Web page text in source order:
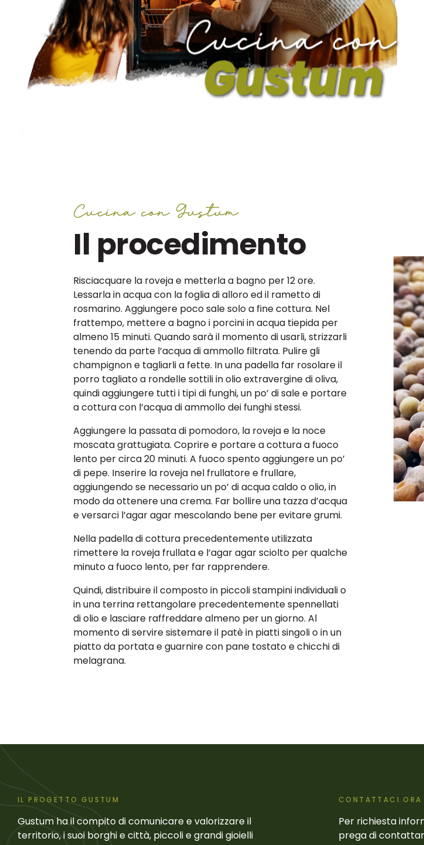
Cucina con Gustum
Il procedimento
Risciacquare la roveja e metterla a bagno per 12 ore.
Lessarla in acqua con la foglia di alloro ed il rametto di
rosmarino. Aggiungere poco sale solo a fine cottura. Nel
frattempo, mettere a bagno i porcini in acqua tiepida per
almeno 15 minuti. Quando sarà il momento di usarli, strizzarli
tenendo da parte l’acqua di ammollo filtrata. Pulire gli
champignon e tagliarli a fette. In una padella far rosolare il
porro tagliato a rondelle sottili in olio extravergine di oliva,
quindi aggiungere tutti i tipi di funghi, un po’ di sale e portare
a cottura con l’acqua di ammollo dei funghi stessi.
Aggiungere la passata di pomodoro, la roveja e la noce
moscata grattugiata. Coprire e portare a cottura a fuoco
lento per circa 20 minuti. A fuoco spento aggiungere un po’
di pepe. Inserire la roveja nel frullatore e frullare,
aggiungendo se necessario un po’ di acqua caldo o olio, in
modo da ottenere una crema. Far bollire una tazza d’acqua
e versarci l’agar agar mescolando bene per evitare grumi.
Nella padella di cottura precedentemente utilizzata
rimettere la roveja frullata e l’agar agar sciolto per qualche
minuto a fuoco lento, per far rapprendere.
Quindi, distribuire il composto in piccoli stampini individuali o
in una terrina rettangolare precedentemente spennellati
di olio e lasciare raffreddare almeno per un giorno. Al
momento di servire sistemare il patè in piatti singoli o in un
piatto da portata e guarnire con pane tostato e chicchi di
melagrana.
IL PROGETTO GUSTUM
Gustum ha il compito di comunicare e valorizzare il
territorio, i suoi borghi e città, piccoli e grandi gioielli
CONTATTACI ORA
Per richiesta
prega di